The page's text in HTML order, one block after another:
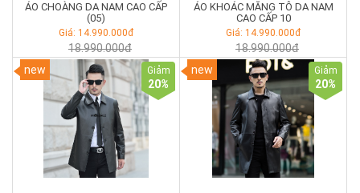
ÁO CHOÀNG DA NAM CAO CẤP
(05)
Giá: 14.990.000đ
18.990.000đ
ÁO KHOÁC MĂNG TÔ DA NAM
CAO CẤP 10
Giá: 14.990.000đ
18.990.000đ
new
Giảm
20%
new Giảm
20%